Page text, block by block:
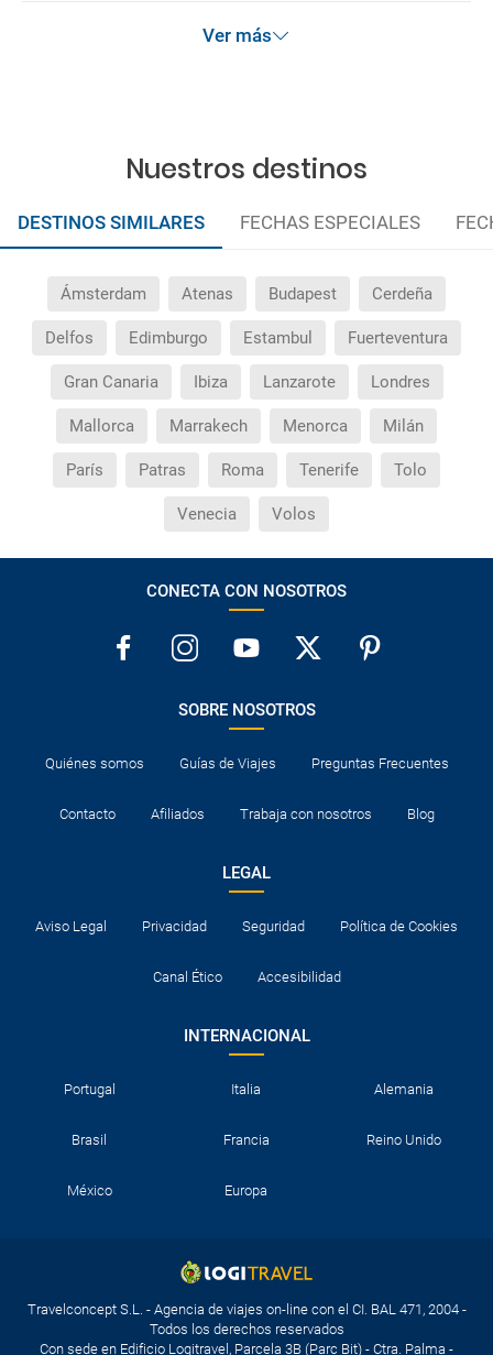
Ver más
Nuestros destinos
DESTINOS SIMILARES FECHAS ESPECIALES
Ámsterdam Atenas Budapest Cerdeña
Delfos Edimburgo Estambul Fuerteventura
Gran Canaria Ibiza Lanzarote Londres
Mallorca Marrakech Menorca Milán
París Patras Roma Tenerife Tolo
Venecia Volos
CONECTA CON NOSOTROS
SOBRE NOSOTROS
Quiénes somos Guías de Viajes Preguntas Frecuentes
Contacto Afiliados Trabaja con nosotros Blog
LEGAL
Aviso Legal Privacidad Seguridad Política de Cookies
Canal Ético Accesibilidad
INTERNACIONAL
Portugal Italia Alemania
Brasil Francia Reino Unido
México Europa
Travelconcept S.L. - Agencia de viajes on-line con el CI. BAL 471, 2004 -
Todos los derechos reservados
Con sede en Edificio Logitravel, Parcela 3B (Parc Bit) - Ctra. Palma -